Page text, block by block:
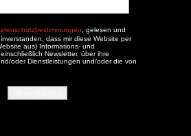
, gelesen und
dass mir diese Website per
aus) Informations- und
Newsletter, über ihre
oder Dienstleistungen und/oder die von